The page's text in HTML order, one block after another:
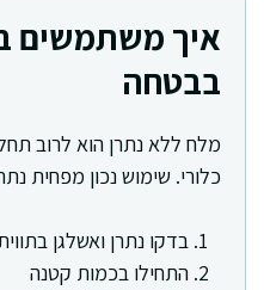
איך משתמשים
בבטחה
מלח ללא נתרן הוא לרוב
כלורי. שימוש נכון מפחית
בדקו נתרן ואשלגן
התחילו בכמות קטנה